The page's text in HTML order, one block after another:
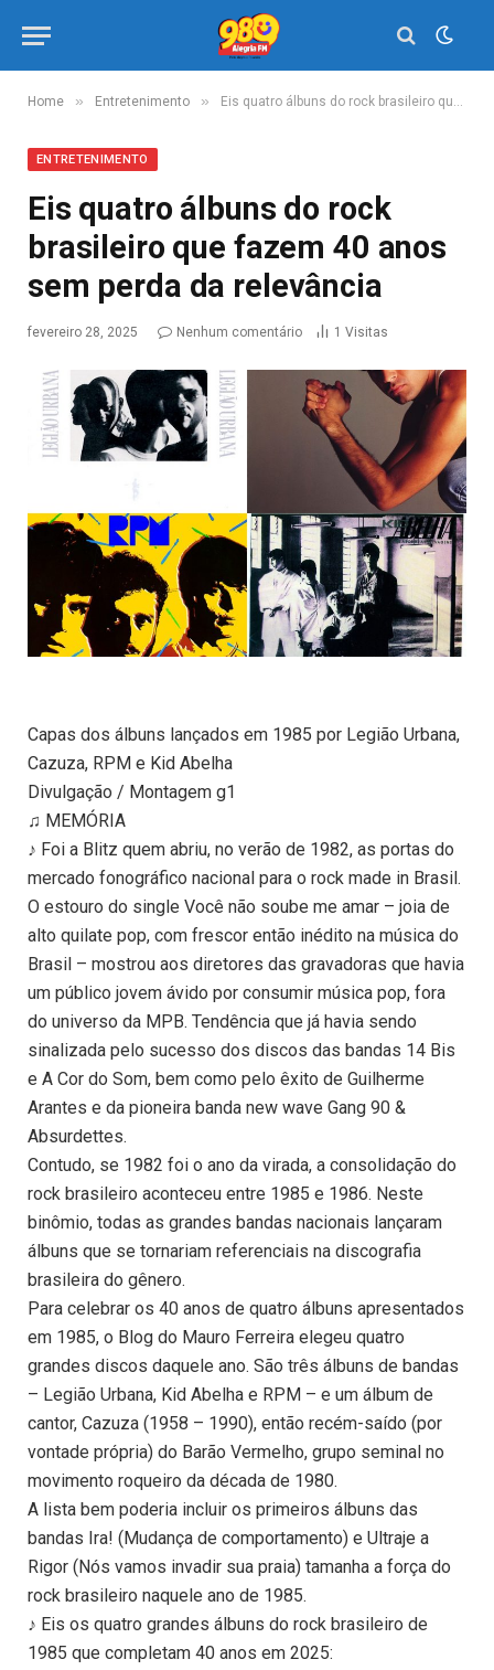
Home » Entretenimento » Eis quatro álbuns do rock brasileiro que fazem 40 anos sem perda da relevância
ENTRETENIMENTO
Eis quatro álbuns do rock
brasileiro que fazem 40 anos
sem perda da relevância
fevereiro 28, 2025 Nenhum comentário 1 Visitas
Capas dos álbuns lançados em 1985 por Legião Urbana,
Cazuza, RPM e Kid Abelha
Divulgação / Montagem g1
♫ MEMÓRIA
♪ Foi a Blitz quem abriu, no verão de 1982, as portas do
mercado fonográfico nacional para o rock made in Brasil.
O estouro do single Você não soube me amar – joia de
alto quilate pop, com frescor então inédito na música do
Brasil – mostrou aos diretores das gravadoras que havia
um público jovem ávido por consumir música pop, fora
do universo da MPB. Tendência que já havia sendo
sinalizada pelo sucesso dos discos das bandas 14 Bis
e A Cor do Som, bem como pelo êxito de Guilherme
Arantes e da pioneira banda new wave Gang 90 &
Absurdettes.
Contudo, se 1982 foi o ano da virada, a consolidação do
rock brasileiro aconteceu entre 1985 e 1986. Neste
binômio, todas as grandes bandas nacionais lançaram
álbuns que se tornariam referenciais na discografia
brasileira do gênero.
Para celebrar os 40 anos de quatro álbuns apresentados
em 1985, o Blog do Mauro Ferreira elegeu quatro
grandes discos daquele ano. São três álbuns de bandas
– Legião Urbana, Kid Abelha e RPM – e um álbum de
cantor, Cazuza (1958 – 1990), então recém-saído (por
vontade própria) do Barão Vermelho, grupo seminal no
movimento roqueiro da década de 1980.
A lista bem poderia incluir os primeiros álbuns das
bandas Ira! (Mudança de comportamento) e Ultraje a
Rigor (Nós vamos invadir sua praia) tamanha a força do
rock brasileiro naquele ano de 1985.
♪ Eis os quatro grandes álbuns do rock brasileiro de
1985 que completam 40 anos em 2025: